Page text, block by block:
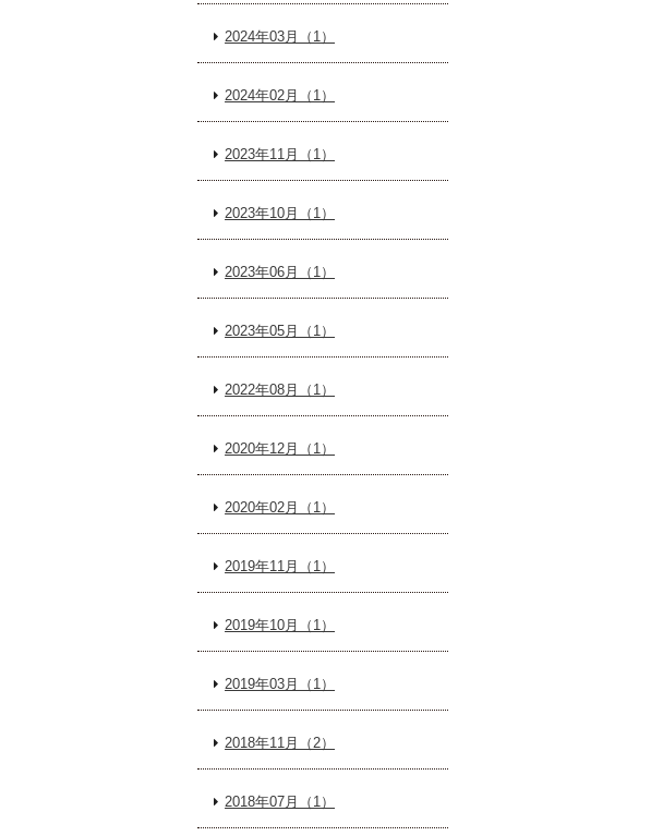
2024年03月（1）
2024年02月（1）
2023年11月（1）
2023年10月（1）
2023年06月（1）
2023年05月（1）
2022年08月（1）
2020年12月（1）
2020年02月（1）
2019年11月（1）
2019年10月（1）
2019年03月（1）
2018年11月（2）
2018年07月（1）